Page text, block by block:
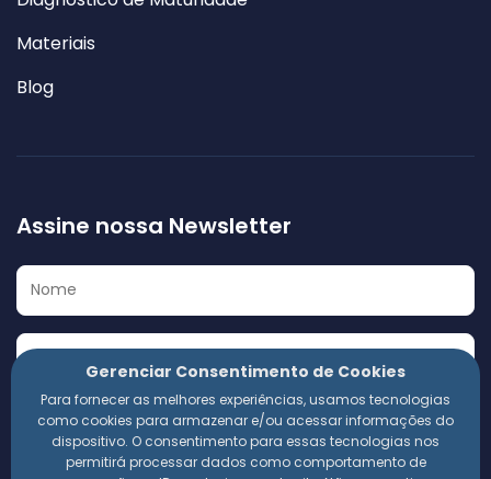
Materiais
Blog
Assine nossa Newsletter
Eu concordo em receber a Newsletter e outros materiais
informativos da 360 Compliance. Estou ciente de que
meus dados pessoais serão utilizados conforme a
Política de Privacidadeda empresa.
Gerenciar Consentimento de Cookies
Para fornecer as melhores experiências, usamos tecnologias
como cookies para armazenar e/ou acessar informações do
dispositivo. O consentimento para essas tecnologias nos
permitirá processar dados como comportamento de